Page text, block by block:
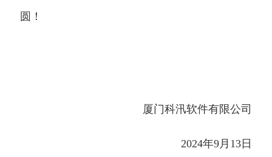
圆！
厦门科汛软件有限公司
2024年9月13日